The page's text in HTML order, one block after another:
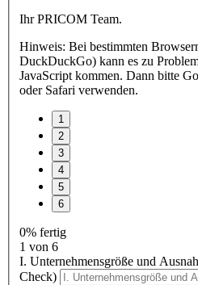
Ihr PRICOM Team.
Hinweis: Bei bestimmten
DuckDuckGo) kann es zu
JavaScript kommen. Dann bitte
oder Safari verwenden.
0% fertig
1 von 6
I. Unternehmensgröße und
Check)